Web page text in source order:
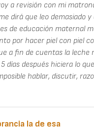
a revisión con mi
dirá que leo demasiado y
de educación maternal
por hacer piel con piel
a fin de cuentas la leche
días después hiciera lo
hablar, discutir,
la de esa